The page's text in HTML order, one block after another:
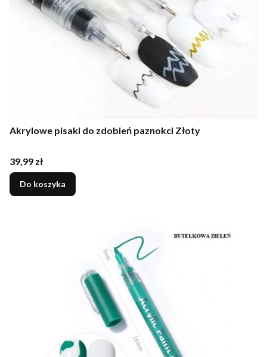
Akrylowe pisaki do zdobień paznokci Złoty
Cena
39,99 zł
Do koszyka